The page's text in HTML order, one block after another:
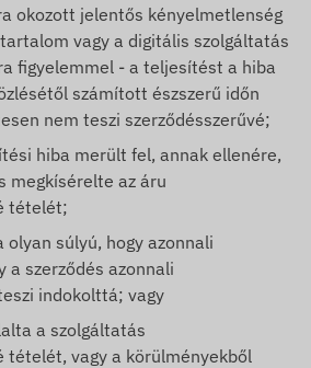
okozott jelentős kényelmetlenség
vagy a digitális szolgáltatás
figyelemmel - a teljesítést a hiba
számított észszerű időn
nem teszi szerződésszerűvé;
hiba merült fel, annak ellenére,
megkísérelte az áru
tételét;
súlyú, hogy azonnali
a szerződés azonnali
indokolttá; vagy
a szolgáltatás
tételét, vagy a körülményekből